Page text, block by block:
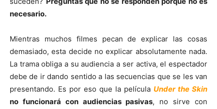
necesario.
Mientras muchos filmes pecan de explicar las cosas
demasiado, esta decide no explicar absolutamente nada.
La trama obliga a su audiencia a ser activa, el espectador
debe de ir dando sentido a las secuencias que se les van
presentando. Es por eso que la película Under the Skin
no funcionará con audiencias pasivas, no sirve con